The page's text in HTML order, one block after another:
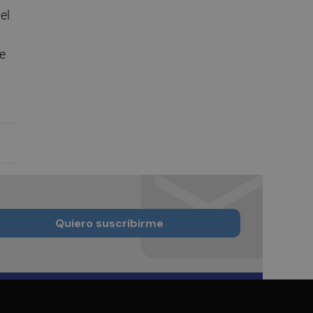
Quiero suscribirme